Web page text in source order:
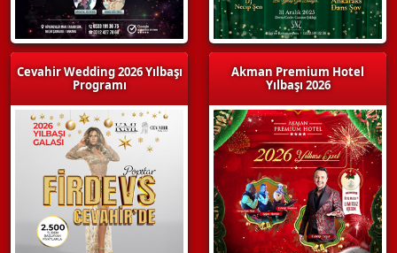
Cevahir Wedding 2026 Yılbaşı
Programı
Akman Premium Hotel
Yılbaşı 2026